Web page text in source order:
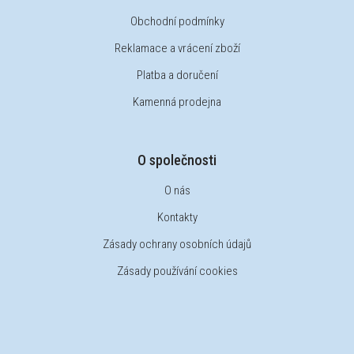
Obchodní podmínky
Reklamace a vrácení zboží
Platba a doručení
Kamenná prodejna
O společnosti
O nás
Kontakty
Zásady ochrany osobních údajů
Zásady používání cookies